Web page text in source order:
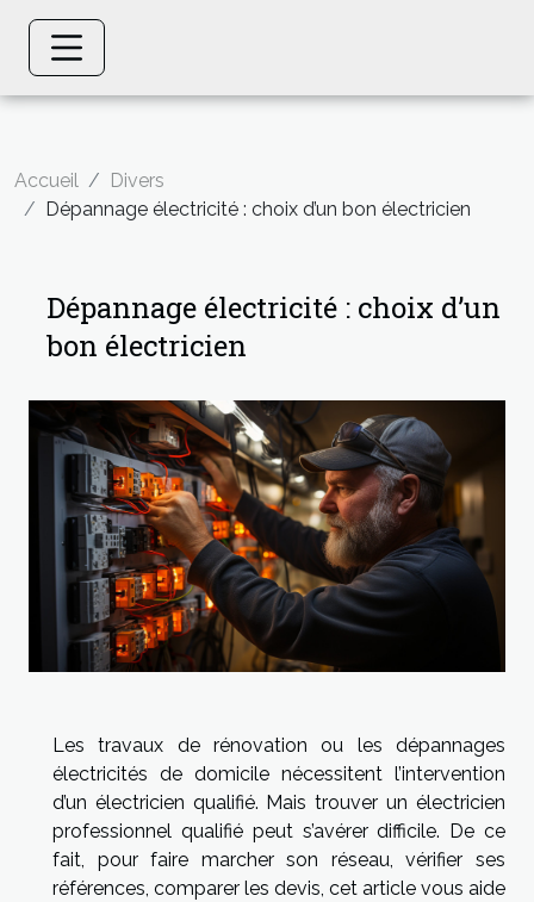
Accueil
Divers
Dépannage électricité : choix d’un bon électricien
Dépannage électricité : choix d’un
bon électricien
Les travaux de rénovation ou les dépannages
électricités de domicile nécessitent l’intervention
d’un électricien qualifié. Mais trouver un électricien
professionnel qualifié peut s’avérer difficile. De ce
fait, pour faire marcher son réseau, vérifier ses
références, comparer les devis, cet article vous aide